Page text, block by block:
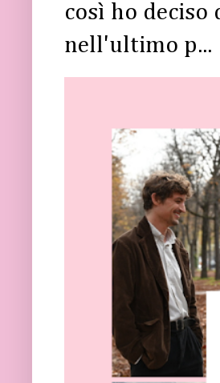
così ho
nell'ultimo p...